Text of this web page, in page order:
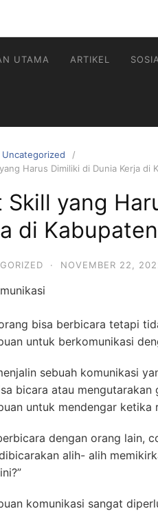
UTAMA ARTIKEL
Uncategorized
Harus Dimiliki di Dunia Kerja di
Skill yang
di
· NOVEMBER 22,
bisa berbicara tetapi
untuk berkomunikasi
sebuah komunikasi
bicara atau mengutarakan
untuk mendengar ketika
dengan orang lain,
alih- alih
komunikasi sangat